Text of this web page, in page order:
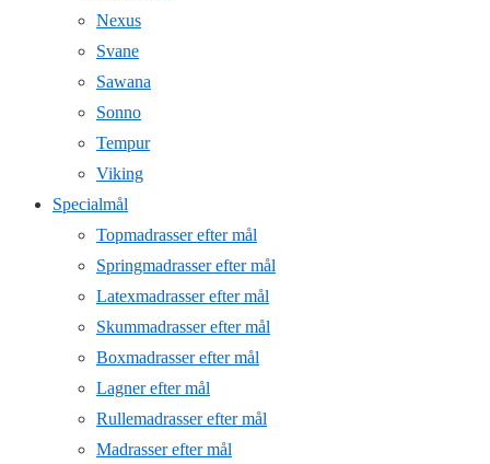
Nexus
Svane
Sawana
Sonno
Tempur
Viking
Specialmål
Topmadrasser efter mål
Springmadrasser efter mål
Latexmadrasser efter mål
Skummadrasser efter mål
Boxmadrasser efter mål
Lagner efter mål
Rullemadrasser efter mål
Madrasser efter mål